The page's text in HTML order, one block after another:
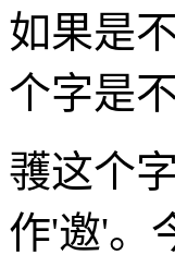
如果是
个字是
彟这个
作'邀'。